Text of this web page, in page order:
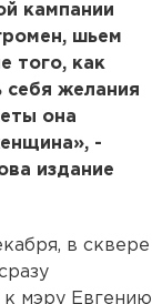
кампании
шьем
того, как
себя желания
она
-
издание
в сквере
к мэру Евгению